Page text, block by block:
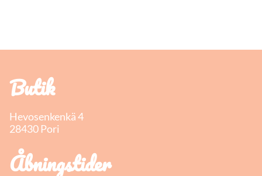
Butik
Hevosenkenkä 4
28430 Pori
Åbningstider